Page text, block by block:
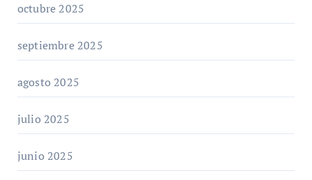
octubre 2025
septiembre 2025
agosto 2025
julio 2025
junio 2025